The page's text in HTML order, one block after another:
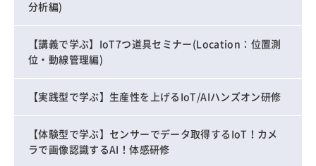
分析編)
【講義で学ぶ】IoT7つ道具セミナー(Location：位置測
位・動線管理編)
【実践型で学ぶ】生産性を上げるIoT/AIハンズオン研修
【体験型で学ぶ】センサーでデータ取得するIoT！カメ
ラで画像認識するAI！体感研修